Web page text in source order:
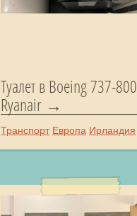
Туалет в Boeing 737-800
Ryanair
Транспорт Европа Ирландия